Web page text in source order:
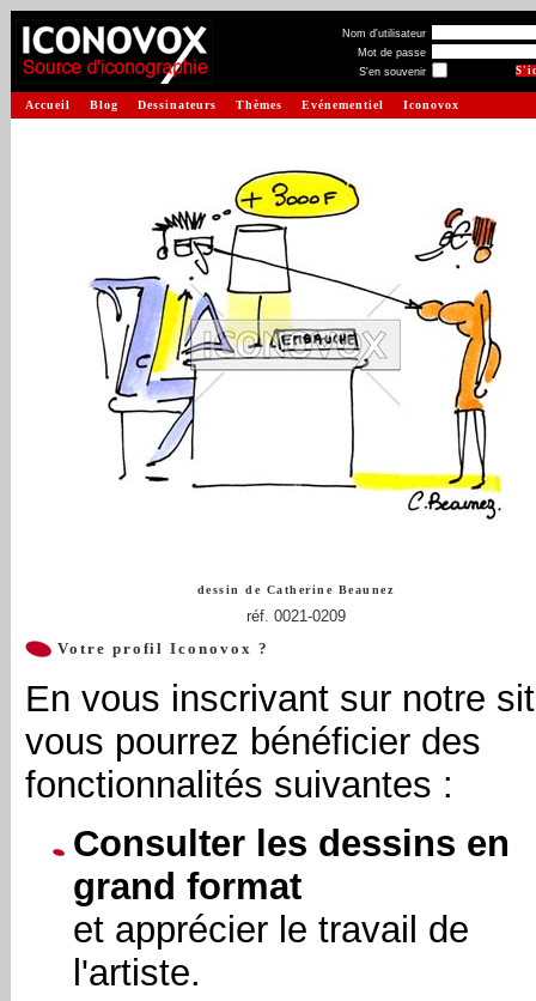
Nom d'utilisateur
Mot de passe
S'en souvenir
Accueil Blog Dessinateurs Thèmes Evénementiel Iconovox
dessin de Catherine Beaunez
réf. 0021-0209
Votre profil Iconovox ?
En vous inscrivant sur notre
vous pourrez bénéficier des
fonctionnalités suivantes :
Consulter les dessins en
grand format
et apprécier le travail de
l'artiste.